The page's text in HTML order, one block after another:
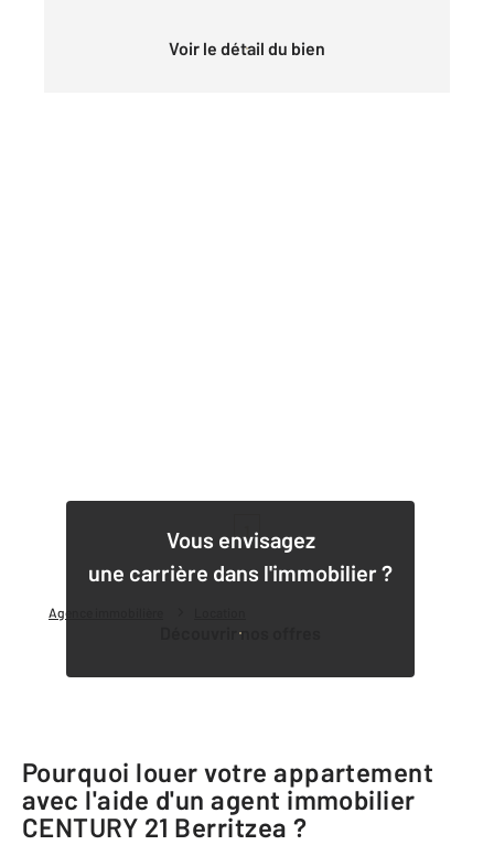
Agence immobilière
Voir le détail du bien
Vous envisagez
une carrière dans l'immobilier ?
Découvrir nos offres
Pourquoi louer votre appartement
avec l'aide d'un agent immobilier
CENTURY 21 Berritzea ?